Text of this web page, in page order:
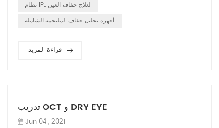
نظام IPL لعلاج جفاف العين
أجهزة تحليل جفاف الملتحمة الشاملة
قراءة المزيد
تدريب OCT و DRY EYE
Jun 04 , 2021